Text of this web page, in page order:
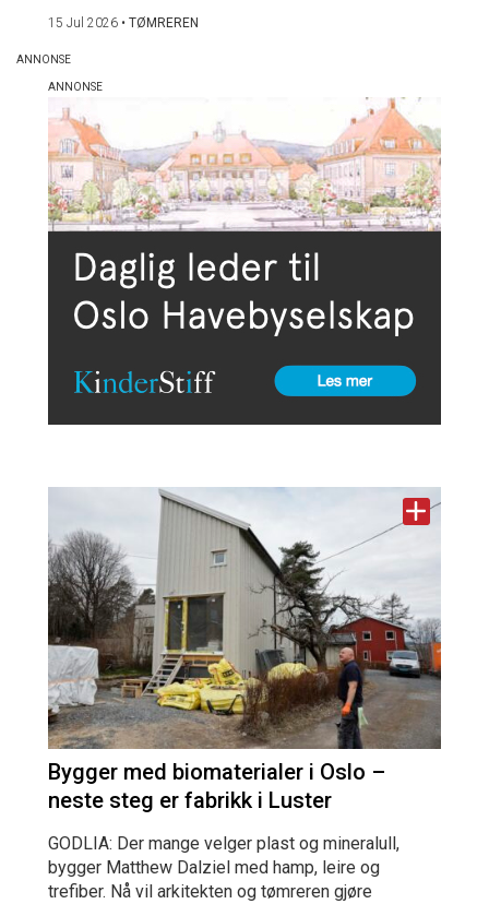
15 Jul 2026 • TØMREREN
Bygger med biomaterialer i Oslo –
neste steg er fabrikk i Luster
GODLIA: Der mange velger plast og mineralull,
bygger Matthew Dalziel med hamp, leire og
trefiber. Nå vil arkitekten og tømreren gjøre